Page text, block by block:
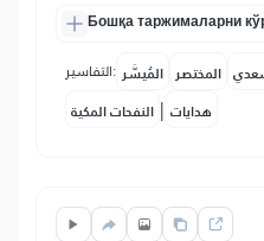
Бошқа таржималарни
التفاسير: المُيسَّر المختصر
النفحات المكية | هدايات